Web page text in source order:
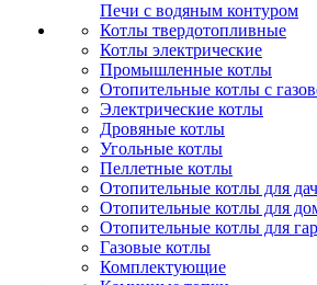
Печи с водяным контуром
Котлы твердотопливные
Котлы электрические
Промышленные котлы
Отопительные котлы с
Электрические котлы
Дровяные котлы
Угольные котлы
Пеллетные котлы
Отопительные котлы для
Отопительные котлы для
Отопительные котлы для
Газовые котлы
Комплектующие